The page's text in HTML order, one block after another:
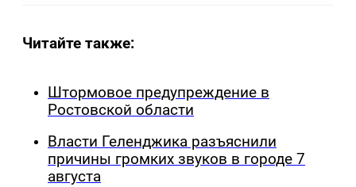
Читайте также:
Штормовое предупреждение в
Ростовской области
Власти Геленджика разъяснили
причины громких звуков в городе 7
августа